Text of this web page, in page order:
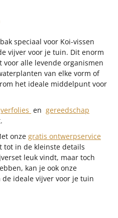
speciaal voor Koi-vissen
vijver voor je tuin. Dit enorm
alle levende organismen
van elke vorm of
het ideale middelpunt voor
en gereedschap
onze gratis ontwerpservice
tot in de kleinste details
leuk vindt, maar toch
kan je ook onze
ideale vijver voor je tuin